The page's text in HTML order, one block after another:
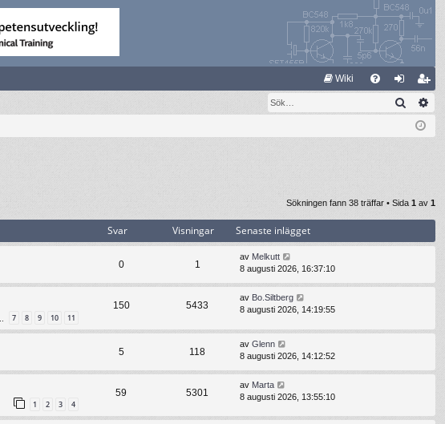
Wiki
og li
m
m
Sök
Sökningen fann 38 träffar • Sida1 av 1
Svar Visningar Senaste inlägget
0 1
av Melkutt
8 augusti 2026, 16:37:10
7 8 9 10 11
150 5433
av Bo.Siltberg
8 augusti 2026, 14:19:55
5 118
av Glenn
8 augusti 2026, 14:12:52
1 2 3 4
59 5301
av Marta
8 augusti 2026, 13:55:10